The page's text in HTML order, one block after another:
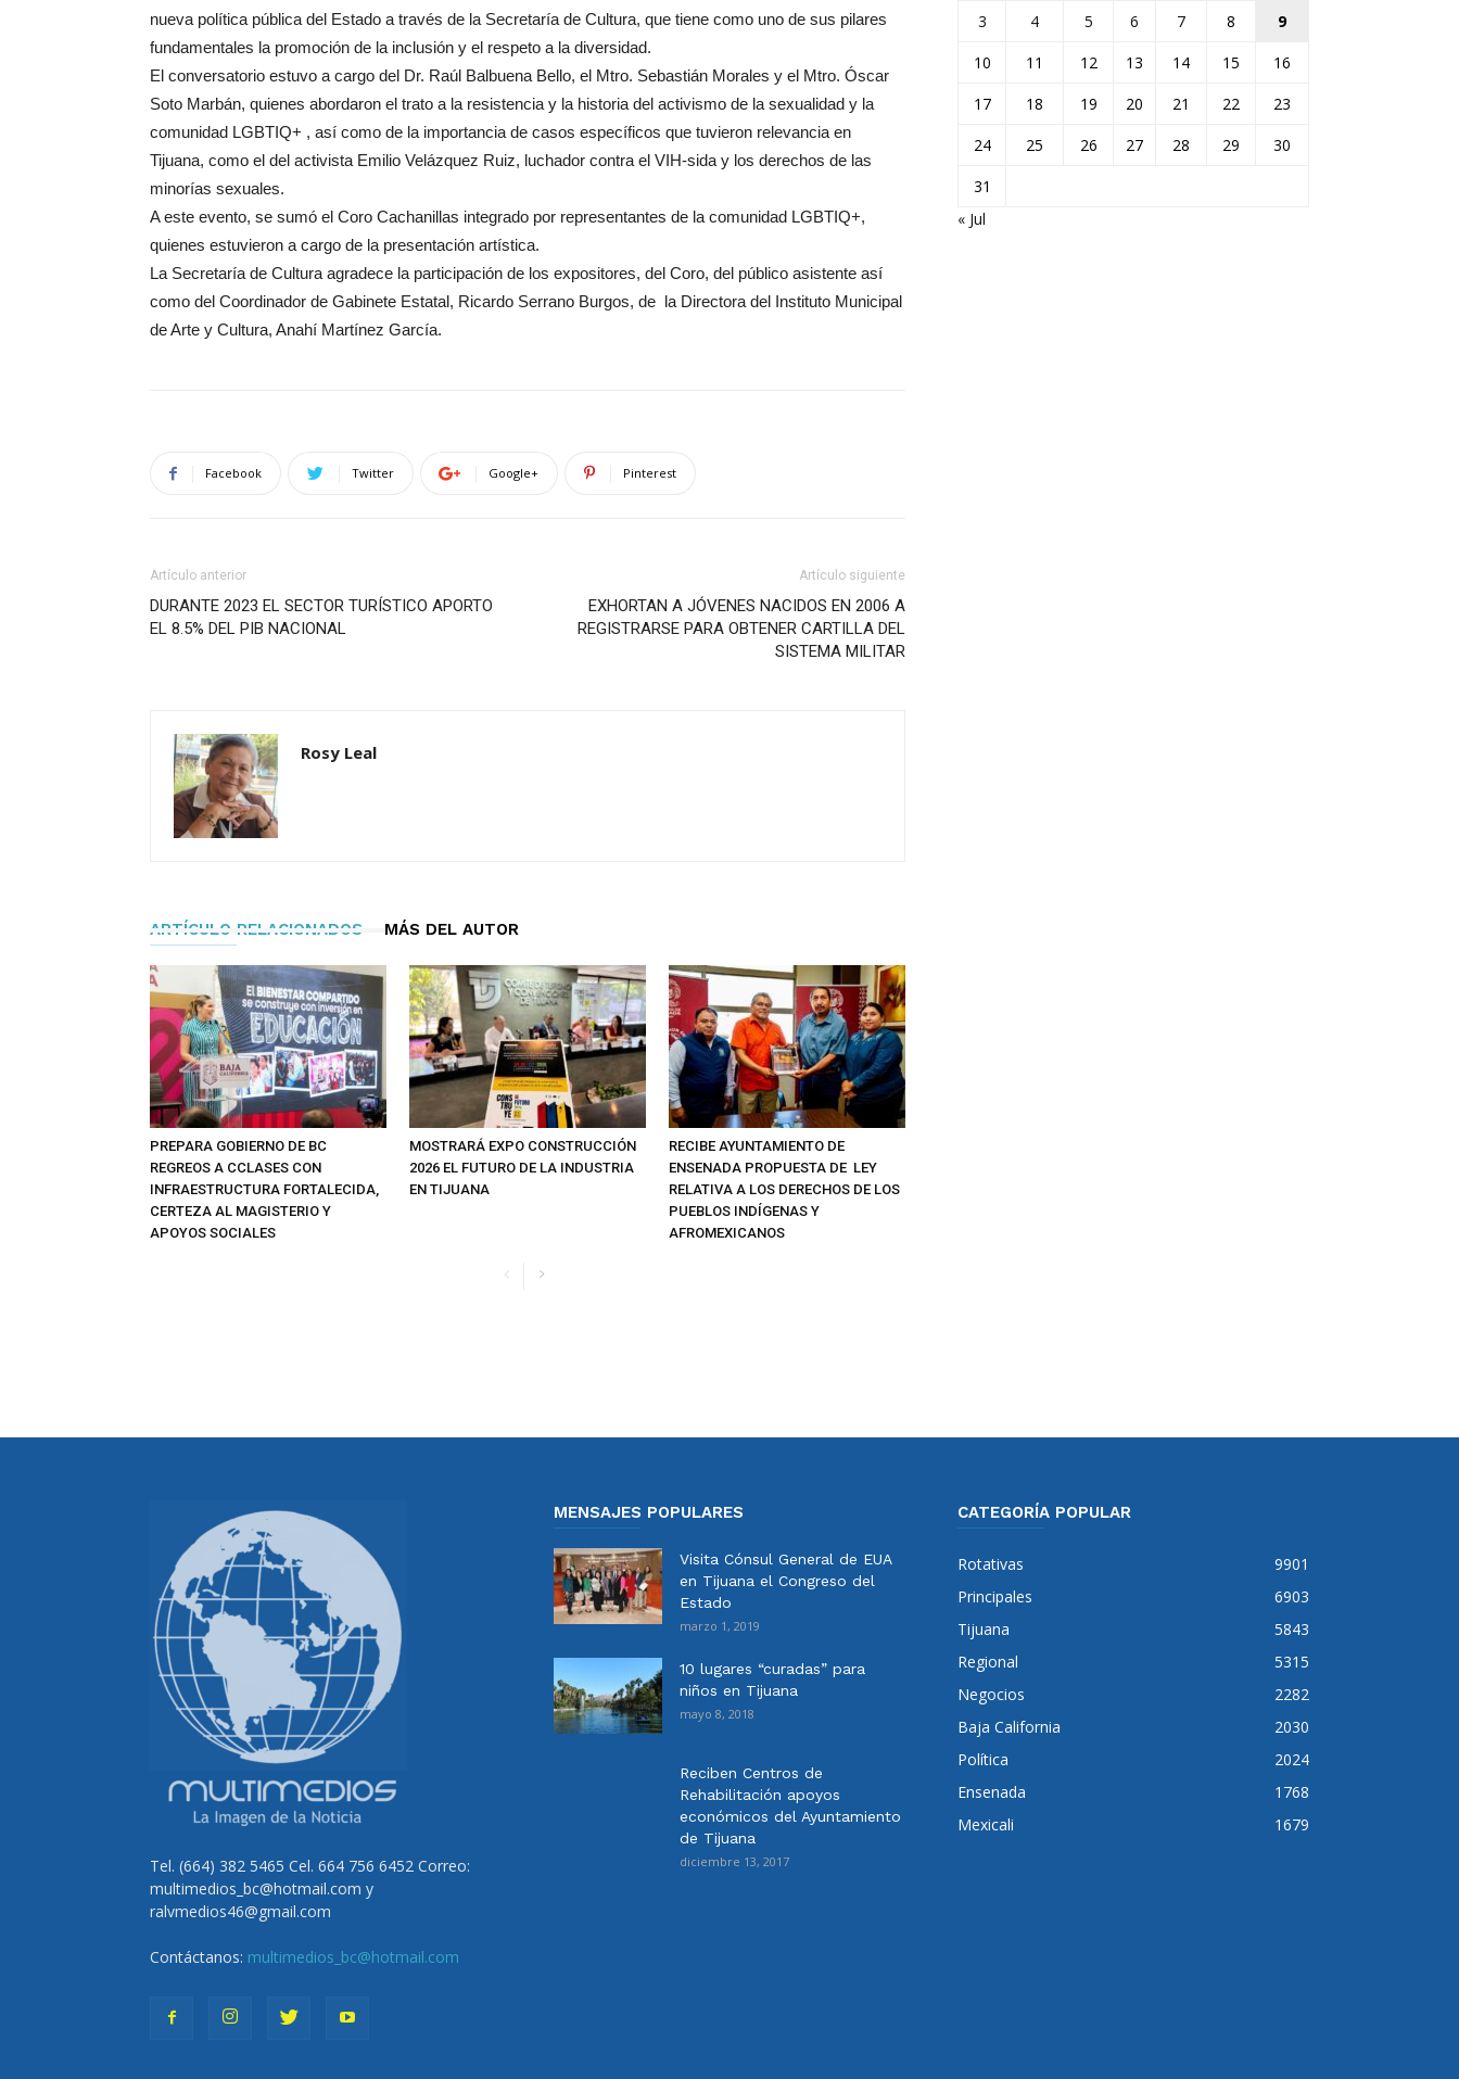
nueva política pública del Estado a través de la Secretaría de Cultura, que tiene como uno de sus pilares
fundamentales la promoción de la inclusión y el respeto a la diversidad.
El conversatorio estuvo a cargo del Dr. Raúl Balbuena Bello, el Mtro. Sebastián Morales y el Mtro. Óscar
Soto Marbán, quienes abordaron el trato a la resistencia y la historia del activismo de la sexualidad y la
comunidad LGBTIQ+ , así como de la importancia de casos específicos que tuvieron relevancia en
Tijuana, como el del activista Emilio Velázquez Ruiz, luchador contra el VIH-sida y los derechos de las
minorías sexuales.
A este evento, se sumó el Coro Cachanillas integrado por representantes de la comunidad LGBTIQ+,
quienes estuvieron a cargo de la presentación artística.
La Secretaría de Cultura agradece la participación de los expositores, del Coro, del público asistente así
como del Coordinador de Gabinete Estatal, Ricardo Serrano Burgos, de la Directora del Instituto Municipal
de Arte y Cultura, Anahí Martínez García.
Facebook Twitter Google+ Pinterest
Artículo anterior
DURANTE 2023 EL SECTOR TURÍSTICO APORTO
EL 8.5% DEL PIB NACIONAL
Artículo siguiente
EXHORTAN A JÓVENES NACIDOS EN 2006 A
REGISTRARSE PARA OBTENER CARTILLA DEL
SISTEMA MILITAR
Rosy Leal
ARTÍCULO RELACIONADOS MÁS DEL AUTOR
PREPARA GOBIERNO DE BC
REGREOS A CCLASES CON
INFRAESTRUCTURA FORTALECIDA,
CERTEZA AL MAGISTERIO Y
APOYOS SOCIALES
MOSTRARÁ EXPO CONSTRUCCIÓN
2026 EL FUTURO DE LA INDUSTRIA
EN TIJUANA
RECIBE AYUNTAMIENTO DE
ENSENADA PROPUESTA DE LEY
RELATIVA A LOS DERECHOS DE LOS
PUEBLOS INDÍGENAS Y
AFROMEXICANOS
3
4 5 6 7 8
9
10
11 12 13 14 15
16
17
18 19 20 21 22
23
24
25 26 27 28 29
30
31
« Jul
Tel. (664) 382 5465 Cel. 664 756 6452 Correo:
multimedios_bc@hotmail.com y
ralvmedios46@gmail.com
Contáctanos: multimedios_bc@hotmail.com
MENSAJES POPULARES
Visita Cónsul General de EUA
en Tijuana el Congreso del
Estado
marzo 1, 2019
10 lugares “curadas” para
niños en Tijuana
mayo 8, 2018
Reciben Centros de
Rehabilitación apoyos
económicos del Ayuntamiento
de Tijuana
diciembre 13, 2017
CATEGORÍA POPULAR
Rotativas
9901
Principales
6903
Tijuana
5843
Regional
5315
Negocios
2282
Baja California
2030
Política
2024
Ensenada
1768
Mexicali
1679